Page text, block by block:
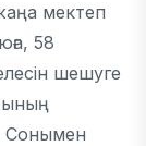
мектеп
58
шешуге
Сонымен